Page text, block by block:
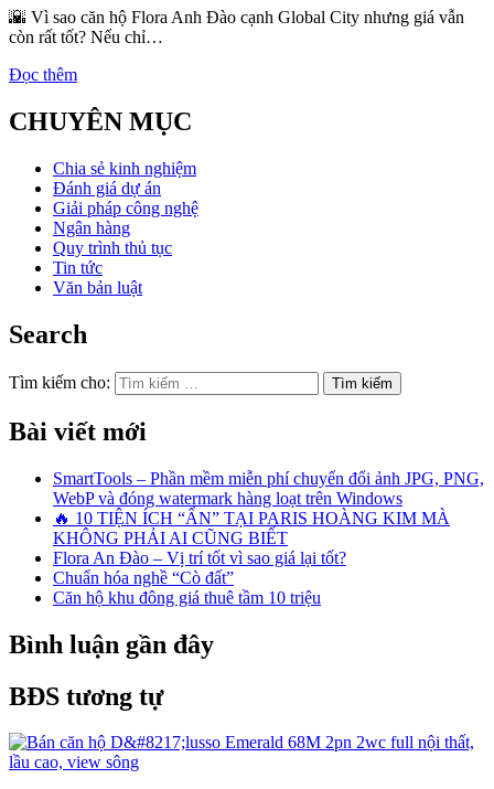
🌇 Vì sao căn hộ Flora Anh Đào cạnh Global City nhưng giá vẫn
còn rất tốt? Nếu chỉ…
Đọc thêm
CHUYÊN MỤC
Chia sẻ kinh nghiệm
Đánh giá dự án
Giải pháp công nghệ
Ngân hàng
Quy trình thủ tục
Tin tức
Văn bản luật
Search
Tìm kiếm cho:
Bài viết mới
SmartTools – Phần mềm miễn phí chuyển đổi ảnh JPG, PNG,
WebP và đóng watermark hàng loạt trên Windows
🔥 10 TIỆN ÍCH “ẨN” TẠI PARIS HOÀNG KIM MÀ
KHÔNG PHẢI AI CŨNG BIẾT
Flora An Đào – Vị trí tốt vì sao giá lại tốt?
Chuẩn hóa nghề “Cò đất”
Căn hộ khu đông giá thuê tầm 10 triệu
Bình luận gần đây
BĐS tương tự